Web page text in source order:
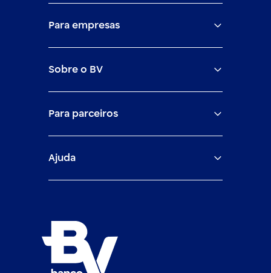
Conta
Investimentos
Para empresas
Cash management
Empréstimos e financiamentos
Mercado de Capitais
Open finance
Ofertas públicas
Sobre o BV
Trabalhe com a gente
Relação com investidores
Esportes
Blog BV Inspira
Para parceiros
Demais parceiros
Ajuda
Whatsapp
Caí em um golpe